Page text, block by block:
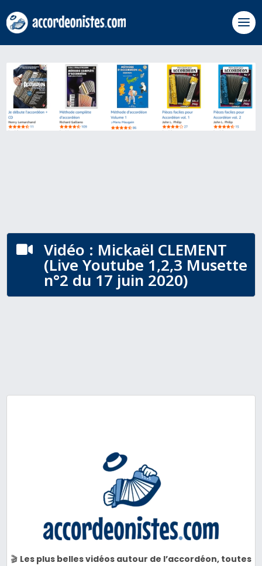
 Vidéo : Mickaël CLEMENT
(Live Youtube 1,2,3 Musette
n°2 du 17 juin 2020)
🎬 Les plus belles vidéos autour de l’accordéon, toutes